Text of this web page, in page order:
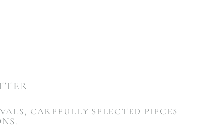
CAREFULLY SELECTED PIECES